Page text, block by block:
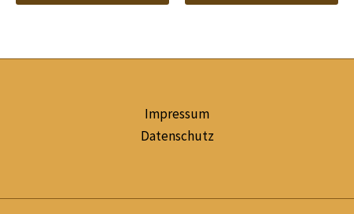
Impressum
Datenschutz